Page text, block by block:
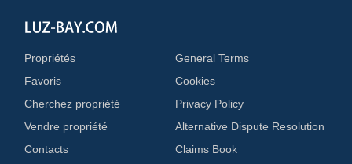
Propriétés
Favoris
Cherchez propriété
Vendre propriété
Contacts
General Terms
Cookies
Privacy Policy
Alternative Dispute Resolution
Claims Book